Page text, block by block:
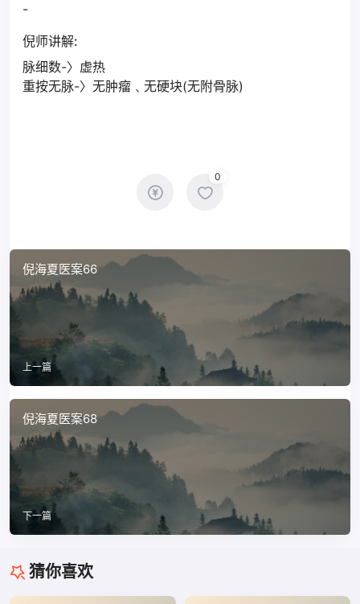
-
倪师讲解:
脉细数-〉虚热
重按无脉-〉无肿瘤﹑无硬块(无附骨脉)
0
倪海夏医案66
上一篇
倪海夏医案68
下一篇
猜你喜欢